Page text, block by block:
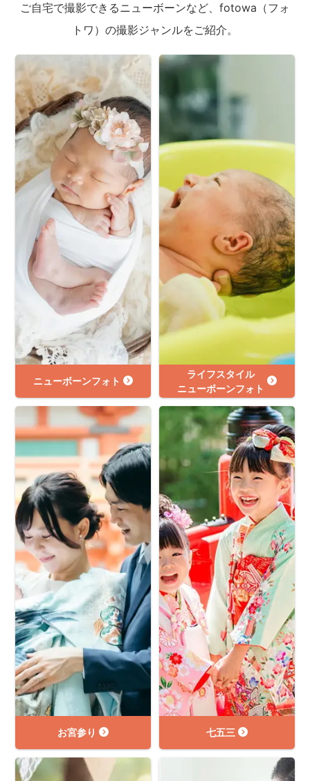
ご自宅で撮影できるニューボーンなど、fotowa（フォ
トワ）の撮影ジャンルをご紹介。
ニューボーンフォト
ライフスタイル
ニューボーンフォト
お宮参り 七五三